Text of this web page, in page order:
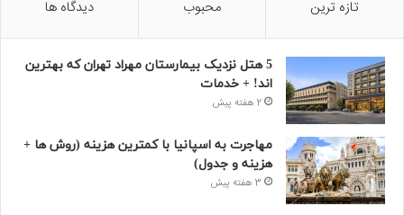
تازه ترین محبوب دیدگاه ها
5 هتل نزدیک بیمارستان مهراد تهران که بهترین‌
اند! + خدمات
2 هفته پیش
مهاجرت به اسپانیا با کمترین هزینه (روش ها +
هزینه و جدول)
3 هفته پیش